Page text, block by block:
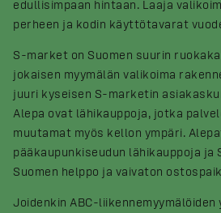
edullisimpaan hintaan. Laaja
perheen ja kodin käyttötavarat
S-market on Suomen suurin
jokaisen myymälän valikoima
juuri kyseisen S-marketin
Alepa ovat lähikauppoja, jotka
muutamat myös kellon ympäri.
pääkaupunkiseudun lähikauppoja ja
Suomen helppo ja vaivaton
Joidenkin ABC-